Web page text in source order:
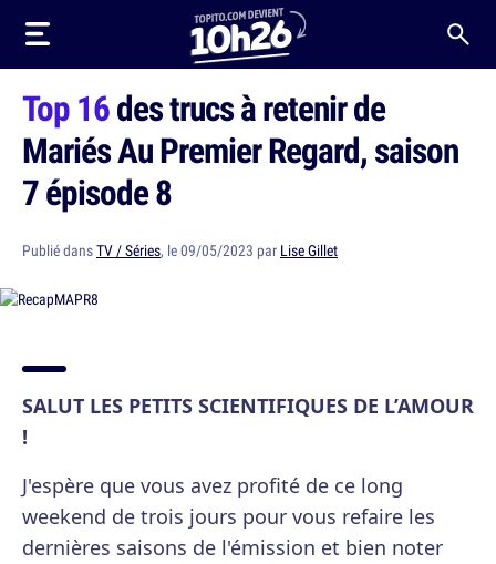
Top 16des trucs à retenir de
Mariés Au Premier Regard, saison
7 épisode 8
Publié dansTV / Séries, le 09/05/2023 par Lise Gillet
SALUT LES PETITS SCIENTIFIQUES DE L’AMOUR
!
J'espère que vous avez profité de ce long
weekend de trois jours pour vous refaire les
dernières saisons de l'émission et bien noter